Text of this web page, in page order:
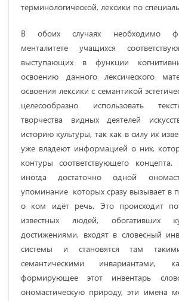
терминологической, лексики по
В обоих случаях необходимо
менталитете учащихся
выступающих в функции
освоению данного лексического
освоения лексики с семантикой
целесообразно использовать
творчества видных деятелей
историю культуры, так как в силу их
уже владеют информацией о них,
контуры соответствующего
иногда достаточно одной
упоминание которых сразу вызывает в
о ком идёт речь. Это происходит
известных людей, обогативших
достижениями, входят в словесный
системы и становятся там
семантическими
формирующее этот инвентарь
ономастическую природу, эти имена